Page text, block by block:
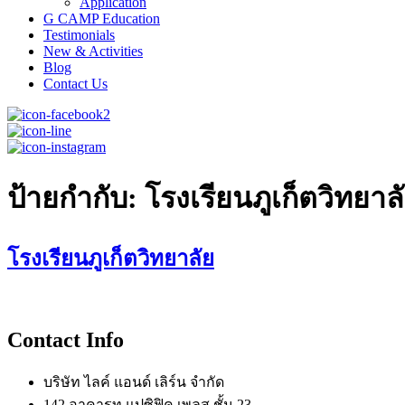
G CAMP Education
Testimonials
New & Activities
Blog
Contact Us
ป้ายกำกับ: โรงเรียนภูเก็ตวิทยา
โรงเรียนภูเก็ตวิทยาลัย
Contact Info
บริษัท ไลค์ แอนด์ เลิร์น จำกัด